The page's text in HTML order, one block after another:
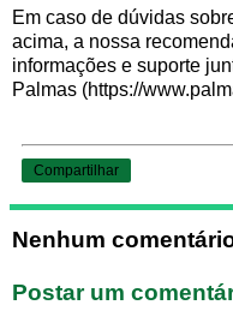
Em caso de dúvidas
acima, a nossa
informações e suporte
Palmas (https://
Compartilhar
Nenhum
Postar um